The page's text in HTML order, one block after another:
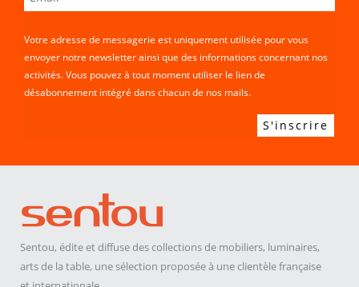
Votre adresse de messagerie est uniquement utilisée pour vous
envoyer notre newsletter ainsi que des informations concernant nos
activités. Vous pouvez à tout moment utiliser le lien de
désabonnement intégré dans chacun de nos mails.
Sentou, édite et diffuse des collections de mobiliers, luminaires,
arts de la table, une sélection proposée à une clientèle française